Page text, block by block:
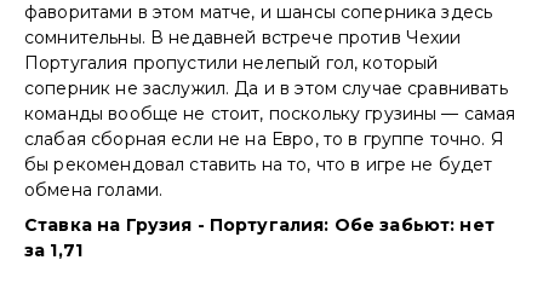
фаворитами в этом матче, и шансы соперника здесь
сомнительны. В недавней встрече против Чехии
Португалия пропустили нелепый гол, который
соперник не заслужил. Да и в этом случае сравнивать
команды вообще не стоит, поскольку грузины — самая
слабая сборная если не на Евро, то в группе точно. Я
бы рекомендовал ставить на то, что в игре не будет
обмена голами.
Ставка на Грузия - Португалия: Обе забьют: нет
за 1,71